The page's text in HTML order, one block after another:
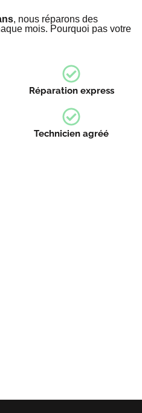
, nous réparons des
mois. Pourquoi pas votre
Réparation express
Technicien agréé